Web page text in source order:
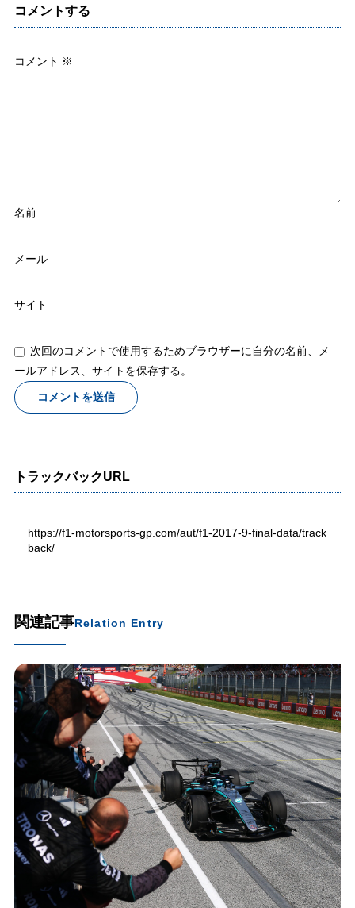
コメントする
コメント ※
名前
メール
サイト
次回のコメントで使用するためブラウザーに自分の名前、メ
ールアドレス、サイトを保存する。
トラックバックURL
https://f1-motorsports-gp.com/aut/f1-2017-9-final-data/track
back/
関連記事Relation Entry